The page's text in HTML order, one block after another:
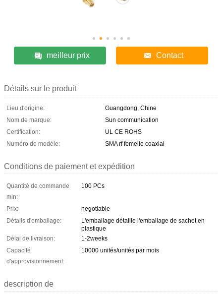
meilleur prix Contact
Détails sur le produit
Lieu d'origine:
Guangdong, Chine
Nom de marque:
Sun communication
Certification:
UL CE ROHS
Numéro de modèle:
SMA rf femelle coaxial
Conditions de paiement et expédition
Quantité de commande
min:
100 PCs
Prix:
negotiable
Détails d'emballage:
L'emballage détaille l'emballage de sachet en
plastique
Délai de livraison:
1-2weeks
Capacité
d'approvisionnement:
10000 unités/unités par mois
description de